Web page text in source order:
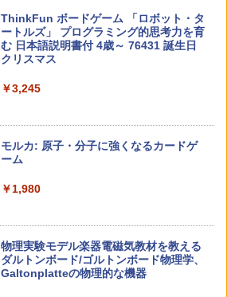
先生のためのGoogle AI完全攻略図鑑
￥-
￥2,200
カウンセリングとは何か 変化するという
こと (講談社現代新書 2787)
Amazon Fire HD 10 キッズモデル (10イ
ンチ) ピンク 対象年齢3歳から 数千点の
キッズコンテンツが1年間使い放題
何回も書ける! れんしゅうボード ひらが
な・カタカナ・すうじ・ABC 3歳以上 知
【くもん出版公式特別セット】くもん出
版(KUMON PUBLISHING) くもんの日本
タッチペンで音が聞ける!はじめてずかん
1000 英語つき ([バラエティ])
￥5,478
中学英語をもう一度ひとつひとつわかり
￥2,750
￥4,290
ThinkFun ボードゲーム 「ロボット・タ
ートルズ」 プログラミング的思考力を育
む 日本語説明書付 4歳～ 76431 誕生日
クリスマス
￥3,245
モルカ: 原子・分子に強くなるカードゲ
ーム
￥1,980
物理実験モデル楽器電磁気教材を教える
ダルトンボード/ゴルトンボード物理学、
Galtonplatteの物理的な機器